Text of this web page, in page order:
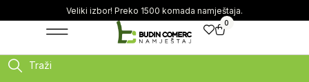
Veliki izbor! Preko 1500 komada namještaja.
0
Traži